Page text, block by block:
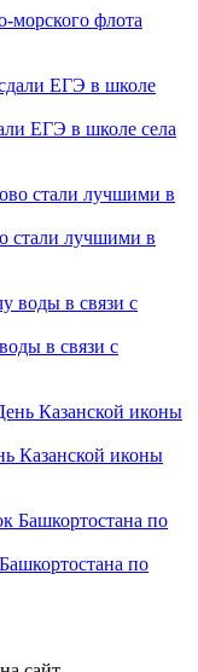
морского флота
ЕГЭ в школе села
стали лучшими в
в связи с
Казанской иконы
по